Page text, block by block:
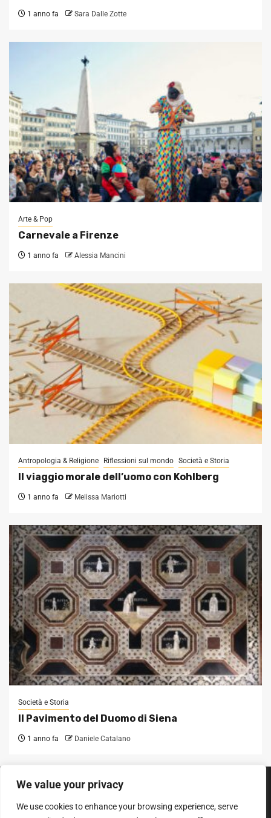
We value your privacy
We use cookies to enhance your browsing experience, serve
1 anno fa Sara Dalle Zotte
Arte & Pop
Carnevale a Firenze
1 anno fa Alessia Mancini
Antropologia & Religione Riflessioni sul mondo Società e Storia
Il viaggio morale dell’uomo con Kohlberg
1 anno fa Melissa Mariotti
Società e Storia
Il Pavimento del Duomo di Siena
1 anno fa Daniele Catalano
SEGUICI SUI SOCIAL